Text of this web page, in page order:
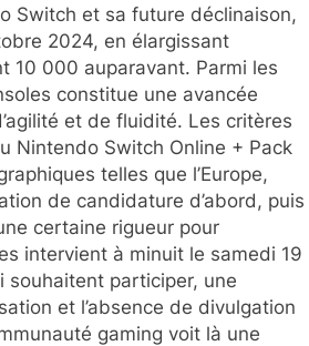
Switch et sa future déclinaison,
2024, en élargissant
10 000 auparavant. Parmi les
constitue une avancée
et de fluidité. Les critères
Nintendo Switch Online + Pack
telles que l’Europe,
de candidature d’abord, puis
certaine rigueur pour
intervient à minuit le samedi 19
souhaitent participer, une
et l’absence de divulgation
gaming voit là une